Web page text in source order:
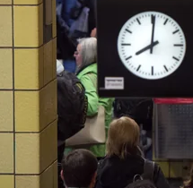
wahrheit
veranstaltungen
shop